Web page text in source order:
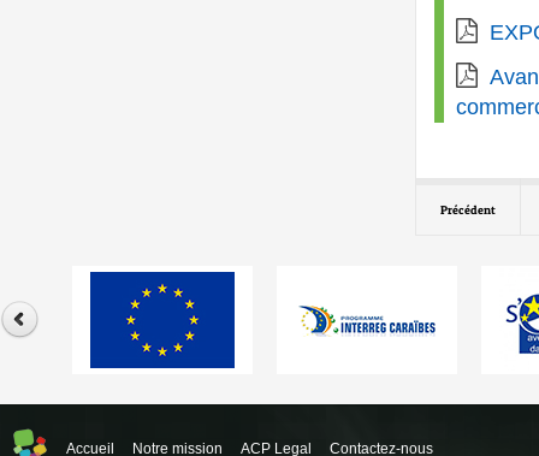
Précédent
Accueil Notre mission ACP Legal Contactez-nous